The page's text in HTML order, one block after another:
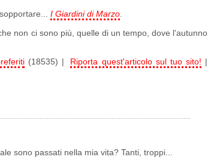
I Giardini di Marzo
non ci sono più, quelle di un tempo, dove l'autunno
(18535) | Riporta quest'articolo sul tuo sito! |
sono passati nella mia vita? Tanti, troppi...